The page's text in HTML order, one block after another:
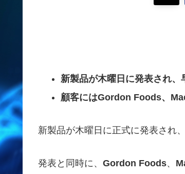
新製品が木曜日に発表され、
顧客にはGordon Foods、
新製品が木曜日に正式に発表され
発表と同時に、 Gordon Foods、